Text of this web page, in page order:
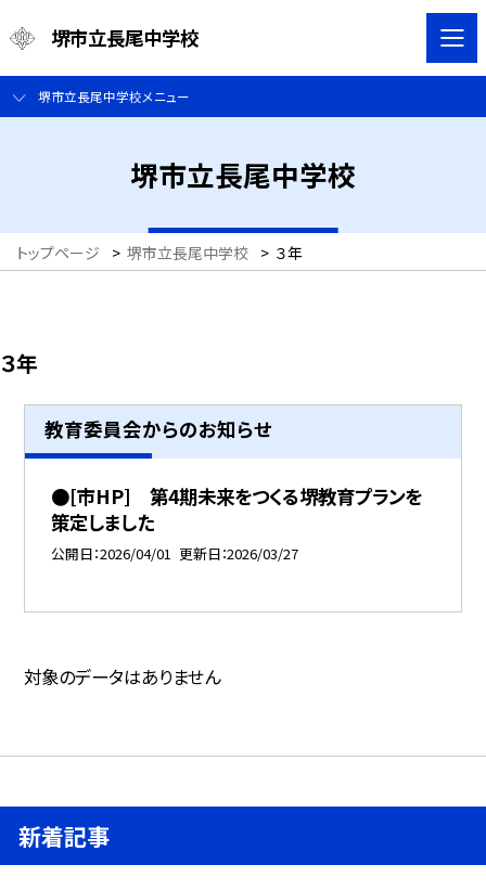
堺市立長尾中学校
堺市立長尾中学校メニュー
堺市立長尾中学校
トップページ > 堺市立長尾中学校 > ３年
３年
教育委員会からのお知らせ
●[市HP] 第4期未来をつくる堺教育プランを
策定しました
公開日 2026/04/01 更新日 2026/03/27
対象のデータはありません
新着記事